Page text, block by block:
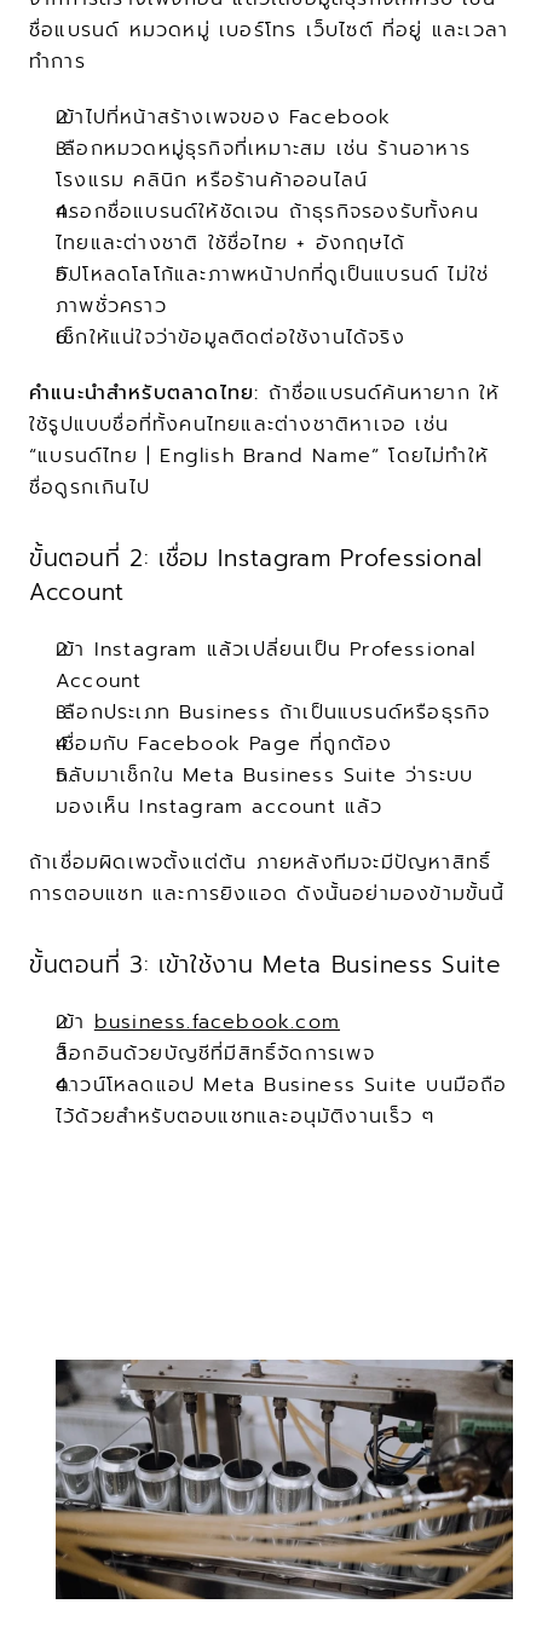
ชื่อแบรนด์ หมวดหมู่ เบอร์โทร เว็บไซต์ ที่อยู่ และเวลา
ทำการ
เข้าไปที่หน้าสร้างเพจของ Facebook
เลือกหมวดหมู่ธุรกิจที่เหมาะสม เช่น ร้านอาหาร
โรงแรม คลินิก หรือร้านค้าออนไลน์
กรอกชื่อแบรนด์ให้ชัดเจน ถ้าธุรกิจรองรับทั้งคน
ไทยและต่างชาติ ใช้ชื่อไทย + อังกฤษได้
อัปโหลดโลโก้และภาพหน้าปกที่ดูเป็นแบรนด์ ไม่ใช่
ภาพชั่วคราว
เช็กให้แน่ใจว่าข้อมูลติดต่อใช้งานได้จริง
คำแนะนำสำหรับตลาดไทย: ถ้าชื่อแบรนด์ค้นหายาก ให้
ใช้รูปแบบชื่อที่ทั้งคนไทยและต่างชาติหาเจอ เช่น
“แบรนด์ไทย | English Brand Name” โดยไม่ทำให้
ชื่อดูรกเกินไป
ขั้นตอนที่ 2: เชื่อม Instagram Professional
Account
เข้า Instagram แล้วเปลี่ยนเป็น Professional
Account
เลือกประเภท Business ถ้าเป็นแบรนด์หรือธุรกิจ
เชื่อมกับ Facebook Page ที่ถูกต้อง
กลับมาเช็กใน Meta Business Suite ว่าระบบ
มองเห็น Instagram account แล้ว
ถ้าเชื่อมผิดเพจตั้งแต่ต้น ภายหลังทีมจะมีปัญหาสิทธิ์
การตอบแชท และการยิงแอด ดังนั้นอย่ามองข้ามขั้นนี้
ขั้นตอนที่ 3: เข้าใช้งาน Meta Business Suite
เข้า business.facebook.com
ล็อกอินด้วยบัญชีที่มีสิทธิ์จัดการเพจ
ดาวน์โหลดแอป Meta Business Suite บนมือถือ
ไว้ด้วยสำหรับตอบแชทและอนุมัติงานเร็ว ๆ